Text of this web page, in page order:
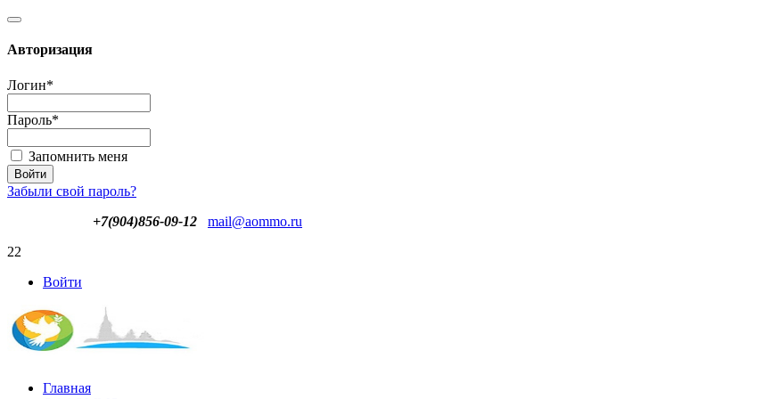
Авторизация
Логин*
Пароль*
Запомнить меня
Забыли свой пароль?
+7(904)856-09-12
mail@aommo.ru
22
Войти
Главная